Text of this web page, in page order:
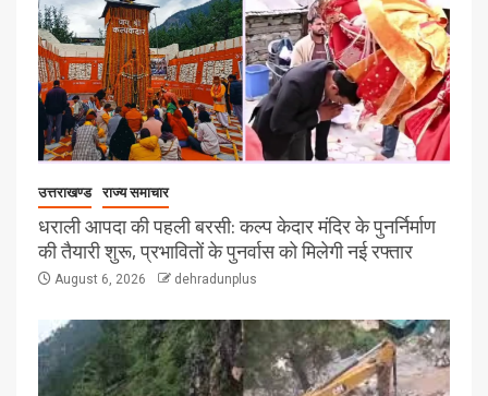
उत्तराखण्ड राज्य समाचार
धराली आपदा की पहली बरसी: कल्प केदार मंदिर के पुनर्निर्माण
की तैयारी शुरू, प्रभावितों के पुनर्वास को मिलेगी नई रफ्तार
August 6, 2026 dehradunplus